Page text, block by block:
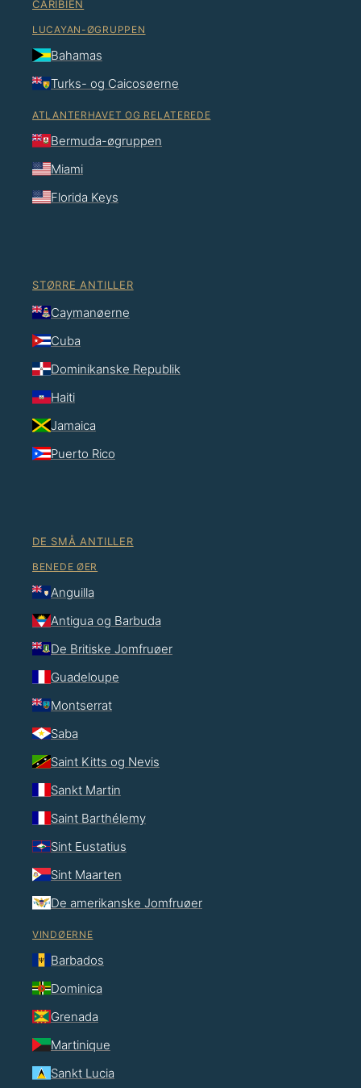
CARIBIEN
LUCAYAN-ØGRUPPEN
Bahamas
Turks- og Caicosøerne
ATLANTERHAVET OG RELATEREDE
Bermuda-øgruppen
Miami
Florida Keys
STØRRE ANTILLER
Caymanøerne
Cuba
Dominikanske Republik
Haiti
Jamaica
Puerto Rico
DE SMÅ ANTILLER
BENEDE ØER
Anguilla
Antigua og Barbuda
De Britiske Jomfruøer
Guadeloupe
Montserrat
Saba
Saint Kitts og Nevis
Sankt Martin
Saint Barthélemy
Sint Eustatius
Sint Maarten
De amerikanske Jomfruøer
VINDØERNE
Barbados
Dominica
Grenada
Martinique
Sankt Lucia